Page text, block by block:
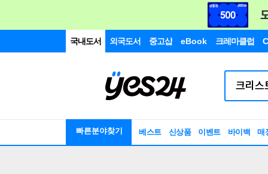
국내도서 외국도서 중고샵 eBook 크레마클럽
빠른분야찾기 베스트 신상품 이벤트 바이백 매